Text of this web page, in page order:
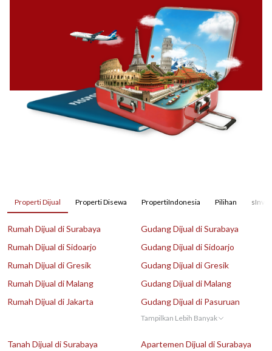
Properti Dijual Properti Disewa PropertiIndonesia Pilihan
Rumah Dijual di Surabaya
Rumah Dijual di Sidoarjo
Rumah Dijual di Gresik
Rumah Dijual di Malang
Rumah Dijual di Jakarta
Gudang Dijual di Surabaya
Gudang Dijual di Sidoarjo
Gudang Dijual di Gresik
Gudang Dijual di Malang
Gudang Dijual di Pasuruan
Tampilkan Lebih Banyak
Tanah Dijual di Surabaya
Apartemen Dijual di Surabaya